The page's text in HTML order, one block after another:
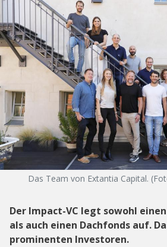
Das Team von Extantia Capital.
Der Impact-VC legt sowohl
als auch einen Dachfonds auf.
prominenten Investoren.